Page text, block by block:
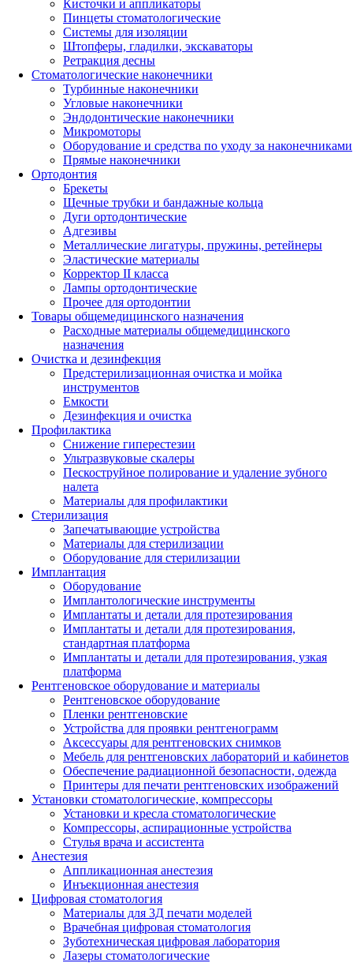
Кисточки и аппликаторы
Пинцеты стоматологические
Системы для изоляции
Штопферы, гладилки, экскаваторы
Ретракция десны
Стоматологические наконечники
Турбинные наконечники
Угловые наконечники
Эндодонтические наконечники
Микромоторы
Оборудование и средства по уходу за наконечниками
Прямые наконечники
Ортодонтия
Брекеты
Щечные трубки и бандажные кольца
Дуги ортодонтические
Адгезивы
Металлические лигатуры, пружины, ретейнеры
Эластические материалы
Корректор II класса
Лампы ортодонтические
Прочее для ортодонтии
Товары общемедицинского назначения
Расходные материалы общемедицинского
назначения
Очистка и дезинфекция
Предстерилизационная очистка и мойка
инструментов
Емкости
Дезинфекция и очистка
Профилактика
Снижение гиперестезии
Ультразвуковые скалеры
Пескоструйное полирование и удаление зубного
налета
Материалы для профилактики
Стерилизация
Запечатывающие устройства
Материалы для стерилизации
Оборудование для стерилизации
Имплантация
Оборудование
Имплантологические инструменты
Имплантаты и детали для протезирования
Имплантаты и детали для протезирования,
стандартная платформа
Имплантаты и детали для протезирования, узкая
платформа
Рентгеновское оборудование и материалы
Рентгеновское оборудование
Пленки рентгеновские
Устройства для проявки рентгенограмм
Аксессуары для рентгеновских снимков
Мебель для рентгеновских лабораторий и кабинетов
Обеспечение радиационной безопасности, одежда
Принтеры для печати рентгеновских изображений
Установки стоматологические, компрессоры
Установки и кресла стоматологические
Компрессоры, аспирационные устройства
Стулья врача и ассистента
Анестезия
Аппликационная анестезия
Инъекционная анестезия
Цифровая стоматология
Материалы для 3Д печати моделей
Врачебная цифровая стоматология
Зуботехническая цифровая лаборатория
Лазеры стоматологические